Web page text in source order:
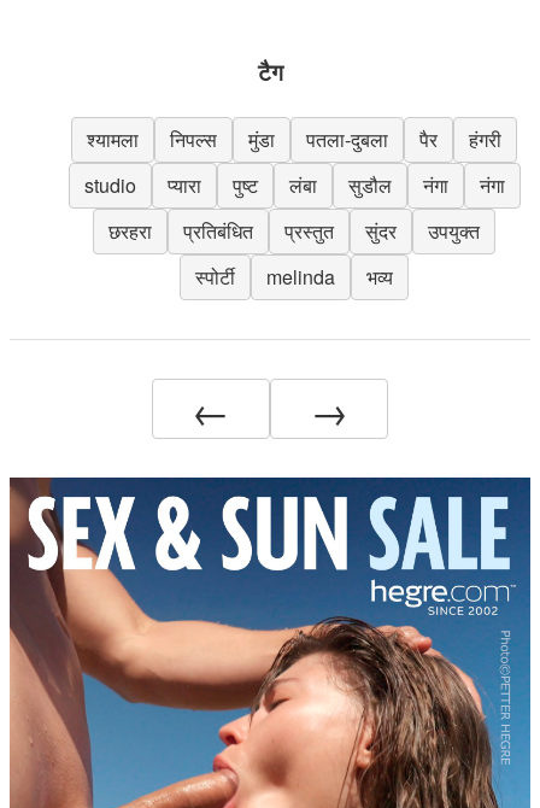
टैग
श्यामला निपल्स मुंडा पतला-दुबला पैर
हंगरी
studio
प्यारा पुष्ट लंबा सुडौल नंगा
नंगा
छरहरा
प्रतिबंधित प्रस्तुत सुंदर
उपयुक्त
स्पोर्टी
melinda भव्य
← →